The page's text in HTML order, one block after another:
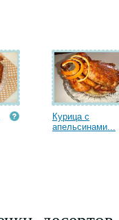
Курица с
апельсинами...